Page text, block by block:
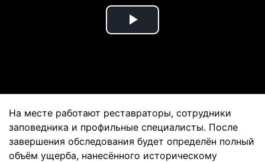
Play
На месте работают реставраторы, сотрудники
заповедника и профильные специалисты. После
завершения обследования будет определён полный
объём ущерба, нанесённого историческому